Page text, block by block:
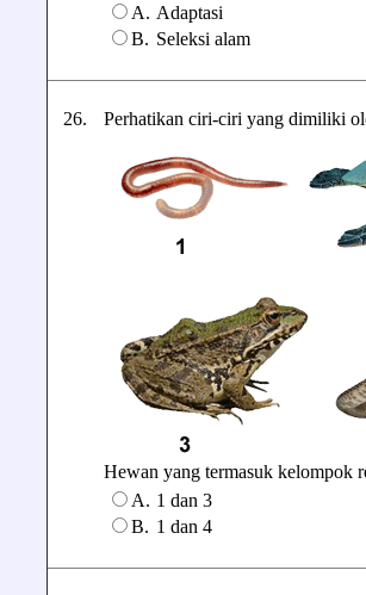
A. Adaptasi
B. Seleksi alam
26. Perhatikan ciri-ciri yang dimiliki
Hewan yang termasuk kelompok
A. 1 dan 3
B. 1 dan 4